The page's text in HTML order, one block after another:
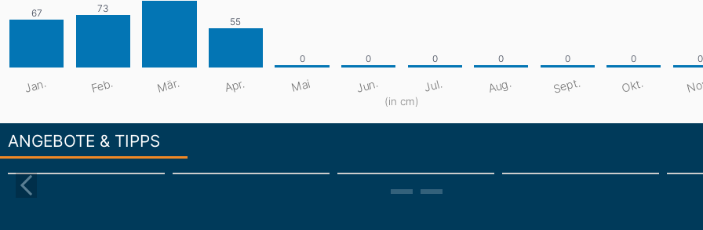
Jan. Feb. Mär. Apr. Mai Jun. Jul. Aug. Sept. Okt.
(in cm)
ANGEBOTE & TIPPS